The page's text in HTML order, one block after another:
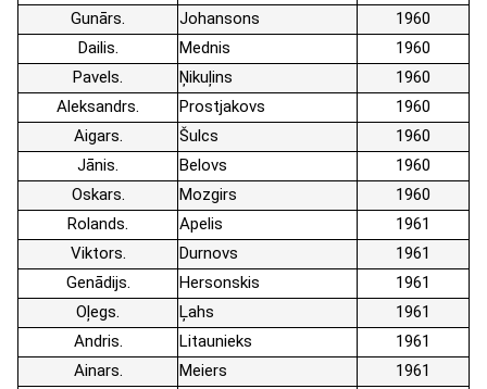
Gunārs
Johansons
1960
Dailis
Mednis
1960
Pavels
Ņikuļins
1960
Aleksandrs
Prostjakovs
1960
Aigars
Šulcs
1960
Jānis
Belovs
1960
Oskars
Mozgirs
1960
Rolands
Apelis
1961
Viktors
Durnovs
1961
Genādijs
Hersonskis
1961
Oļegs
Ļahs
1961
Andris
Litaunieks
1961
Ainars
Meiers
1961